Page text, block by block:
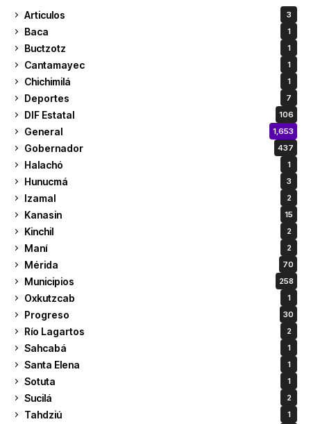
Articulos 3
Baca 1
Buctzotz 1
Cantamayec 1
Chichimilá 1
Deportes 7
DIF Estatal 106
General 1,653
Gobernador 437
Halachó 1
Hunucmá 3
Izamal 2
Kanasin 15
Kinchil 2
Maní 2
Mérida 70
Municipios 258
Oxkutzcab 1
Progreso 30
Río Lagartos 2
Sahcabá 1
Santa Elena 1
Sotuta 1
Sucilá 2
Tahdziú 1